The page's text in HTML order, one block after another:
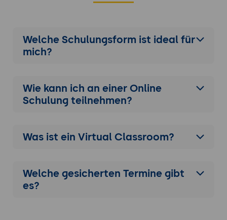
Welche Schulungsform ist ideal für
mich?
Wie kann ich an einer Online
Schulung teilnehmen?
Was ist ein Virtual Classroom?
Welche gesicherten Termine gibt
es?